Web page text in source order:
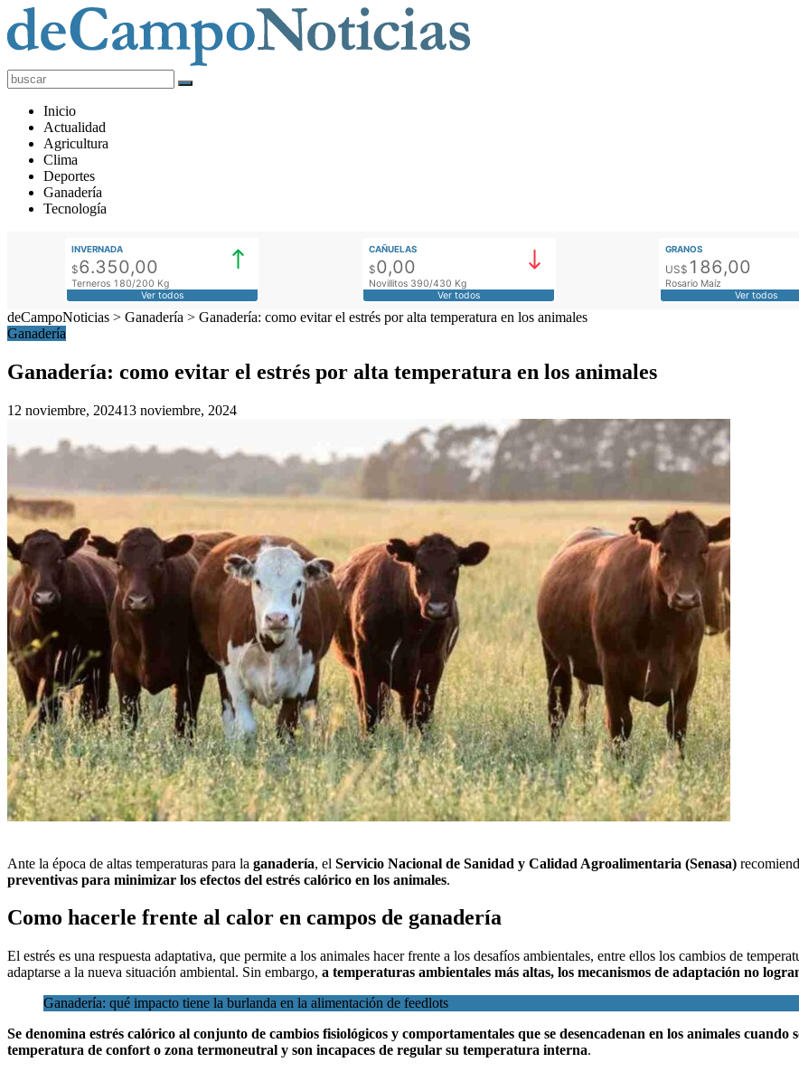
deCampoNoticias
Actualidad
Agropecuaria
Inicio
Actualidad
Agricultura
Clima
Deportes
Ganadería
Tecnología
INVERNADA
$6.350,00
Terneros 180/200 Kg
Ver todos
CAÑUELAS
$0,00
Novillitos 390/430 Kg
Ver todos
GRANOS
US$ 186,00
Rosario Maíz
Ver todos
deCampoNoticias > Ganadería > Ganadería: como evitar el estrés por alta temperatura en los animales
Ganadería
Ganadería: como evitar el estrés por alta temperatura en los animales
12 noviembre, 202413 noviembre, 2024
Ante la época de altas temperaturas para la ganadería, el Servicio Nacional de Sanidad y Calidad Agroalimentaria (Senasa)
preventivas para minimizar los efectos del estrés calórico en los animales.
Como hacerle frente al calor en campos de ganadería
El estrés es una respuesta adaptativa, que permite a los animales hacer frente a los desafíos ambientales, entre ellos los cambios de
adaptarse a la nueva situación ambiental. Sin embargo, a temperaturas ambientales más altas, los mecanismos de adaptación no
Ganadería: qué impacto tiene la burlanda en la alimentación de feedlots
Se denomina estrés calórico al conjunto de cambios fisiológicos y comportamentales que se desencadenan en los animales cuando
temperatura de confort o zona termoneutral y son incapaces de regular su temperatura interna.